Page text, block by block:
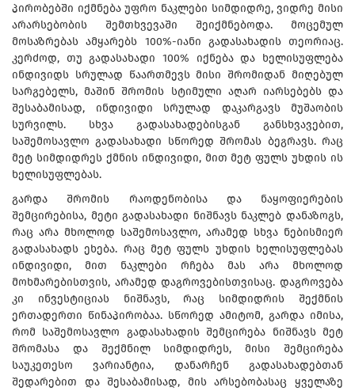
პირობებში იქმნება უფრო ნაკლები სიმდიდრე, ვიდრე მისი
არარსებობის შემთხვევაში შეიქმნებოდა. მოცემულ
მოსაზრებას ამყარებს 100%-იანი გადასახადის თეორიაც.
კერძოდ, თუ გადასახადი 100% იქნება და ხელისუფლება
ინდივიდს სრულად წაართმევს მისი შრომიდან მიღებულ
სარგებელს, მაშინ შრომის სტიმული აღარ იარსებებს და
შესაბამისად, ინდივიდი სრულად დაკარგავს მუშაობის
სურვილს. სხვა გადასახადებისგან განსხვავებით,
საშემოსავლო გადასახადი სწორედ შრომას ბეგრავს. რაც
მეტ სიმდიდრეს ქმნის ინდივიდი, მით მეტ ფულს უხდის ის
ხელისუფლებას.
გარდა შრომის რაოდენობისა და ნაყოფიერების
შემცირებისა, მეტი გადასახადი ნიშნავს ნაკლებ დანაზოგს,
რაც არა მხოლოდ საშემოსავლო, არამედ სხვა ნებისმიერ
გადასახადს ეხება. რაც მეტ ფულს უხდის ხელისუფლებას
ინდივიდი, მით ნაკლები რჩება მას არა მხოლოდ
მოხმარებისთვის, არამედ დაგროვებისთვისაც. დაგროვება
კი ინვესტიციას ნიშნავს, რაც სიმდიდრის შექმნის
ერთადერთი წინაპირობაა. სწორედ ამიტომ, გარდა იმისა,
რომ საშემოსავლო გადასახადის შემცირება ნიშნავს მეტ
შრომასა და შექმნილ სიმდიდრეს, მისი შემცირება
საუკეთესო ვარიანტია, დანარჩენ გადასახადებთან
შედარებით და შესაბამისად, მის არსებობასაც ყველაზე